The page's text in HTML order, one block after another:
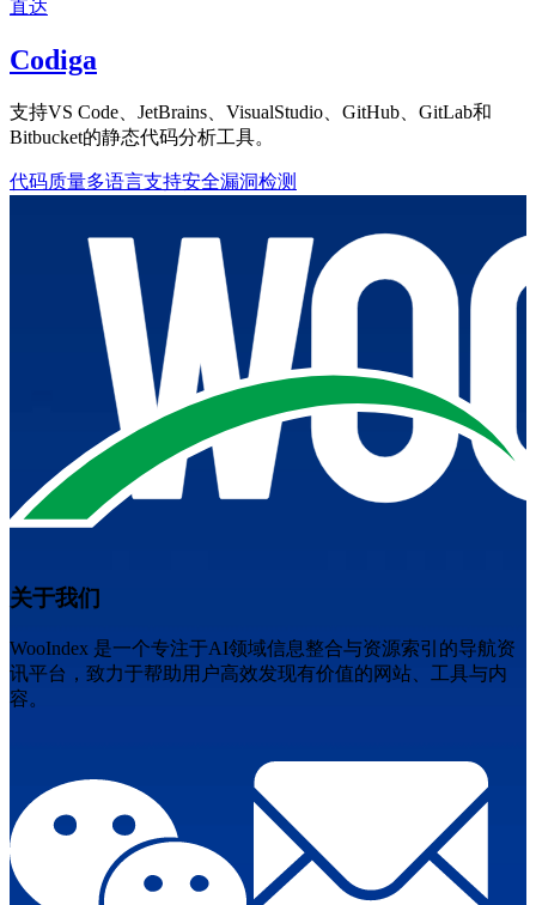
直达
Codiga
支持VS Code、JetBrains、VisualStudio、GitHub、GitLab和
Bitbucket的静态代码分析工具。
代码质量多语言支持安全漏洞检测
关于我们
WooIndex 是一个专注于AI领域信息整合与资源索引的导航资
讯平台，致力于帮助用户高效发现有价值的网站、工具与内
容。